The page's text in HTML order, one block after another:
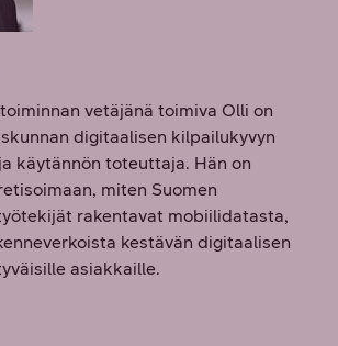
vetäjänä toimiva Olli on
digitaalisen kilpailukyvyn
käytännön toteuttaja. Hän on
miten Suomen
rakentavat mobiilidatasta,
kestävän digitaalisen
asiakkaille.